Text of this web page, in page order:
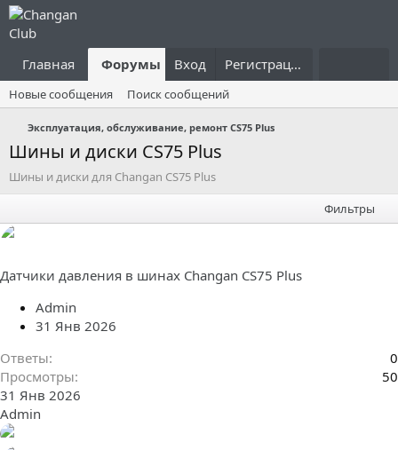
Главная Форумы Что нового?
Вход Регистрация
Новые сообщения Поиск сообщений
Эксплуатация, обслуживание, ремонт CS75 Plus
Шины и диски CS75 Plus
Шины и диски для Changan CS75 Plus
Фильтры
Датчики давления в шинах Changan CS75 Plus
Admin
31 Янв 2026
Ответы
0
Просмотры
50
31 Янв 2026
Admin